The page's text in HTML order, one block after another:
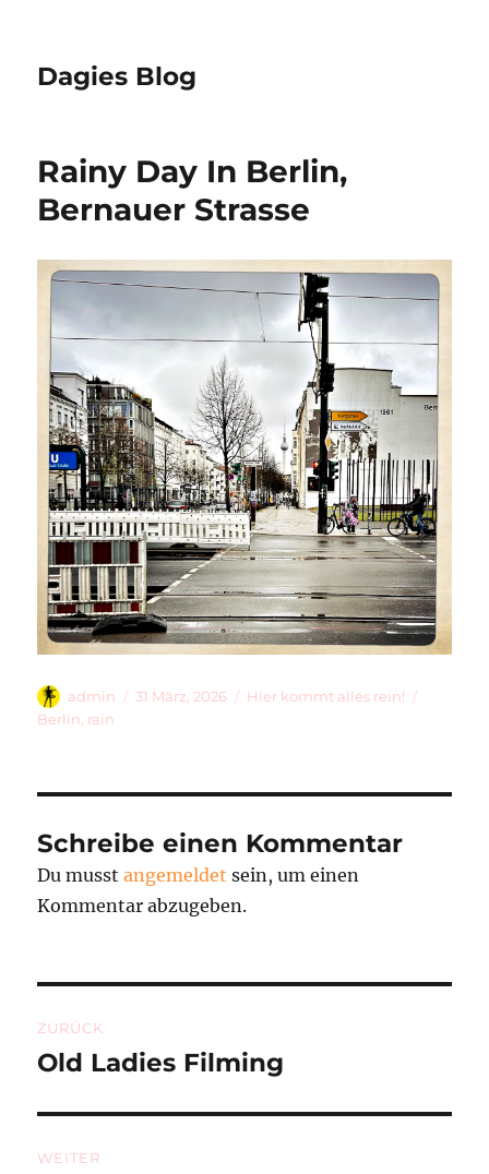
Dagies Blog
Rainy Day In Berlin,
Bernauer Strasse
Autor
admin
Veröffentlicht
31 März, 2026 Kategorien
Hier kommt alles rein!
Berlin rain
Schreibe einen Kommentar
Du musstangemeldet sein, um einen
Kommentar abzugeben.
ZURÜCK
Vorheriger
Old Ladies Filming
WEITER